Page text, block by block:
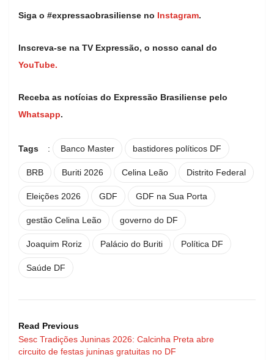
Siga o #expressaobrasiliense no Instagram.
Inscreva-se na TV Expressão, o nosso canal do
YouTube.
Receba as notícias do Expressão Brasiliense pelo
Whatsapp.
Tags : Banco Master bastidores políticos DF
BRB Buriti 2026 Celina Leão Distrito Federal
Eleições 2026 GDF GDF na Sua Porta
gestão Celina Leão governo do DF
Joaquim Roriz Palácio do Buriti Política DF
Saúde DF
Read Previous
Sesc Tradições Juninas 2026: Calcinha Preta abre
circuito de festas juninas gratuitas no DF